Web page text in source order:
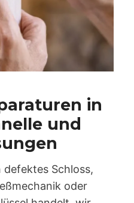
in
und
defektes Schloss,
oder